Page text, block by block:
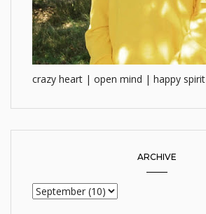
crazy heart | open mind | happy spirit
ARCHIVE